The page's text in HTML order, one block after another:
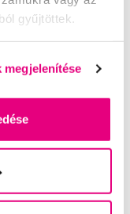
gyűjtöttek.
megjelenítése